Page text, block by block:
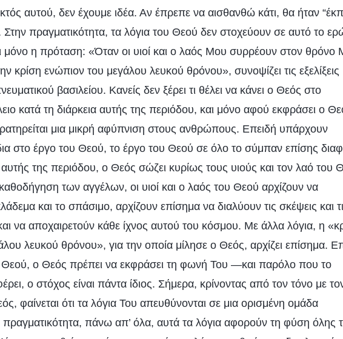
αυτού, δεν έχουμε ιδέα. Αν έπρεπε να αισθανθώ κάτι, θα ήταν
Στην πραγματικότητα, τα λόγια του Θεού δεν στοχεύουν σε αυτό το
μόνο η πρόταση: «Όταν οι υιοί και ο λαός Μου συρρέουν στον θρόνο
κρίση ενώπιον του μεγάλου λευκού θρόνου», συνοψίζει τις εξελίξεις
βασιλείου. Κανείς δεν ξέρει τι θέλει να κάνει ο Θεός στο
κατά τη διάρκεια αυτής της περιόδου, και μόνο αφού εκφράσει ο
μια μικρή αφύπνιση στους ανθρώπους. Επειδή υπάρχουν
στο έργο του Θεού, το έργο του Θεού σε όλο το σύμπαν επίσης
αυτής της περιόδου, ο Θεός σώζει κυρίως τους υιούς και τον λαό του
καθοδήγηση των αγγέλων, οι υιοί και ο λαός του Θεού αρχίζουν να
και το σπάσιμο, αρχίζουν επίσημα να διαλύουν τις σκέψεις και
να αποχαιρετούν κάθε ίχνος αυτού του κόσμου. Με άλλα λόγια, η
λευκού θρόνου», για την οποία μίλησε ο Θεός, αρχίζει επίσημα.
Θεού, ο Θεός πρέπει να εκφράσει τη φωνή Του —και παρόλο που το
ο στόχος είναι πάντα ίδιος. Σήμερα, κρίνοντας από τον τόνο με
φαίνεται ότι τα λόγια Του απευθύνονται σε μια ορισμένη ομάδα
πάνω απ’ όλα, αυτά τα λόγια αφορούν τη φύση όλης